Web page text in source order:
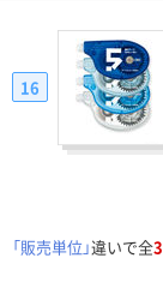
16
「販売単位」違いで全3